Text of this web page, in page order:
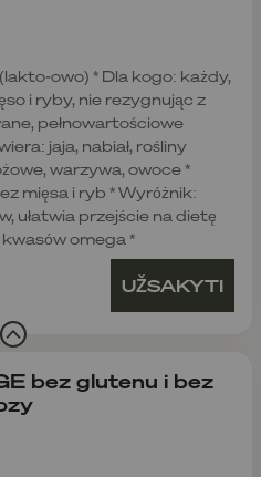
owo) * Dla kogo: każdy,
i ryby, nie rezygnując z
pełnowartościowe
jaja, nabiał, rośliny
warzywa, owoce *
mięsa i ryb * Wyróżnik:
ułatwia przejście na dietę
omega *
UŽSAKYTI
bez glutenu i bez